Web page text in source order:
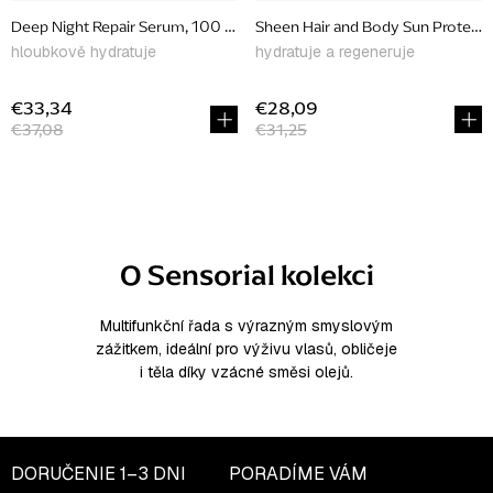
u
k
o
v
Deep Night Repair Serum, 100 ml
hloubkově hydratuje
€37,08
€33,34
Sheen Hair and Body Sun
hydratuje a regeneruje
€31,25
€28,09
p
r
O Sensorial kolekci
Multifunkční řada s výrazným smyslovým
zážitkem, ideální pro výživu vlasů, obličeje
i těla díky vzácné směsi olejů.
DORUČENIE 1–3 DNI PORADÍME VÁM